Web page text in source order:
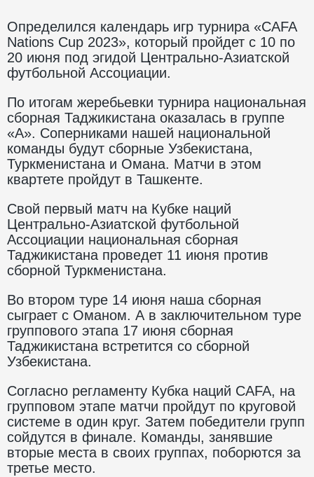
Определился календарь игр турнира «CAFA
Nations Cup 2023», который пройдет с 10 по
20 июня под эгидой Центрально-Азиатской
футбольной Ассоциации.
По итогам жеребьевки турнира национальная
сборная Таджикистана оказалась в группе
«А». Соперниками нашей национальной
команды будут сборные Узбекистана,
Туркменистана и Омана. Матчи в этом
квартете пройдут в Ташкенте.
Свой первый матч на Кубке наций
Центрально-Азиатской футбольной
Ассоциации национальная сборная
Таджикистана проведет 11 июня против
сборной Туркменистана.
Во втором туре 14 июня наша сборная
сыграет с Оманом. А в заключительном туре
группового этапа 17 июня сборная
Таджикистана встретится со сборной
Узбекистана.
Согласно регламенту Кубка наций CAFA, на
групповом этапе матчи пройдут по круговой
системе в один круг. Затем победители групп
сойдутся в финале. Команды, занявшие
вторые места в своих группах, поборются за
третье место.